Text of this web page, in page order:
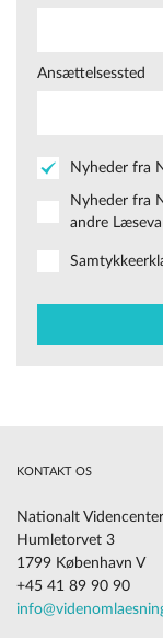
Ansættelsessted
Nyheder fra
Nyheder fra
andre
KONTAKT OS
Nationalt
Humletorvet 3
1799 København V
+45 41 89 90 90